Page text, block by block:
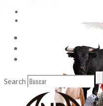
Enlaces de Interés
Search